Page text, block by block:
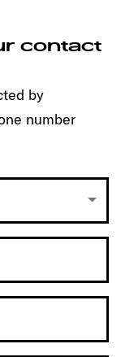
contact
by
number